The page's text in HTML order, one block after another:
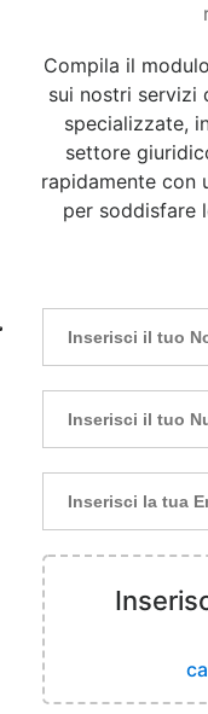
Compila il
sui nostri servizi
specializzate,
settore
rapidamente con
per soddisfare